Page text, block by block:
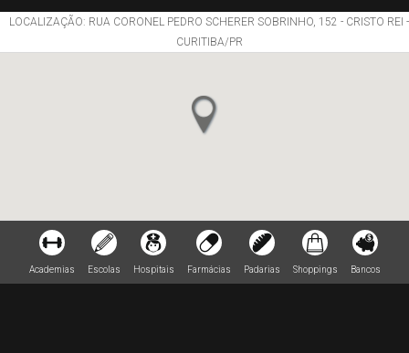
LOCALIZAÇÃO: RUA CORONEL PEDRO SCHERER SOBRINHO, 152 - CRISTO REI -
CURITIBA/PR
Academias Escolas Hospitais Farmácias Padarias Shoppings Bancos